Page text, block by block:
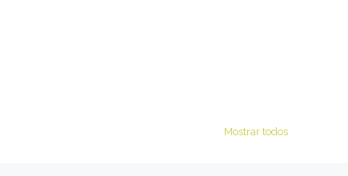
Mostrar todos